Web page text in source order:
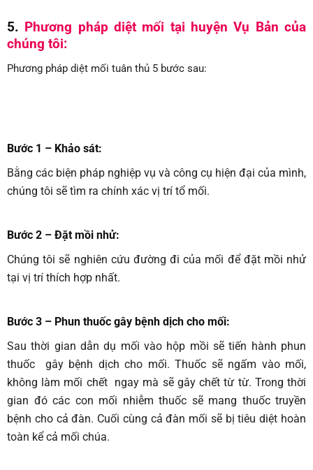
5. Phương pháp diệt mối tại huyện Vụ Bảncủa
chúng tôi:
Phương pháp diệt mối tuân thủ 5 bước sau:
Bước 1 – Khảo sát:
Bằng các biện pháp nghiệp vụ và công cụ hiện đại của mình,
chúng tôi sẽ tìm ra chính xác vị trí tổ mối.
Bước 2 – Đặt mồi nhử:
Chúng tôi sẽ nghiên cứu đường đi của mối để đặt mồi nhử
tại vị trí thích hợp nhất.
Bước 3 – Phun thuốc gây bệnh dịch cho mối:
Sau thời gian dẫn dụ mối vào hộp mồi sẽ tiến hành phun
thuốc gây bệnh dịch cho mối. Thuốc sẽ ngấm vào mối,
không làm mối chết ngay mà sẽ gây chết từ từ. Trong thời
gian đó các con mối nhiễm thuốc sẽ mang thuốc truyền
bệnh cho cả đàn. Cuối cùng cả đàn mối sẽ bị tiêu diệt hoàn
toàn kể cả mối chúa.